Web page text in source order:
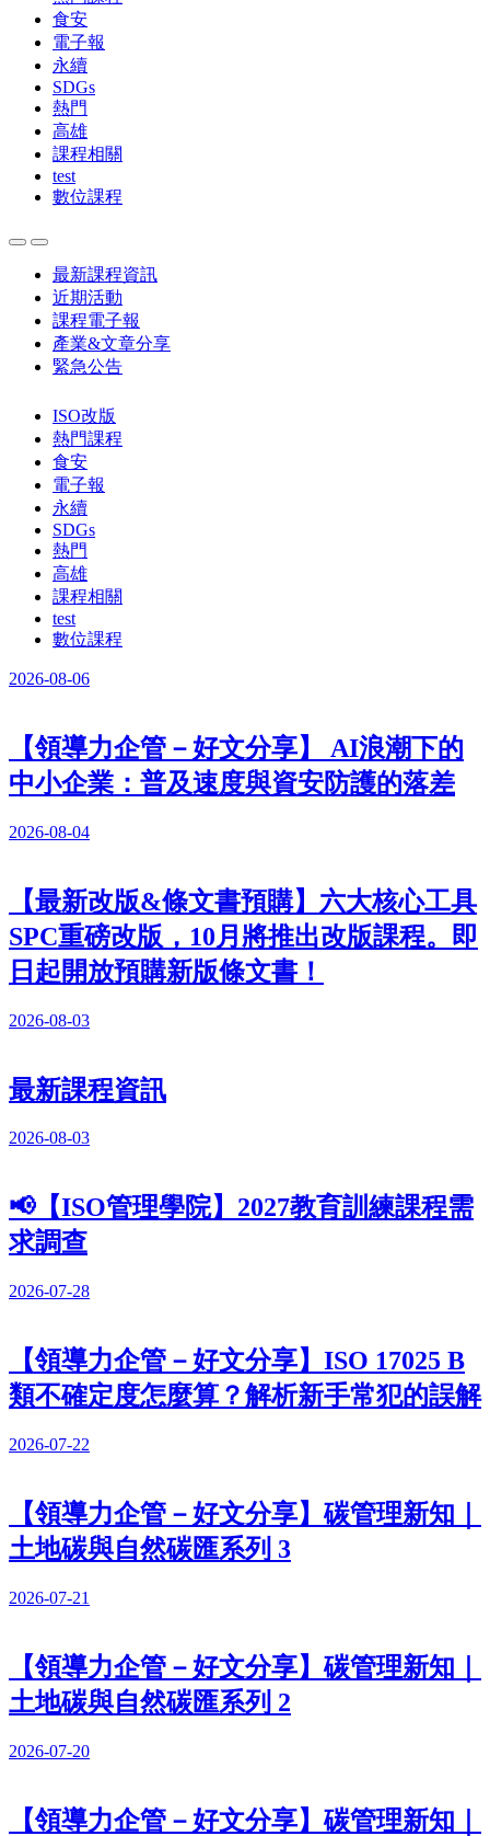
食安
電子報
永續
SDGs
熱門
高雄
課程相關
test
數位課程
最新課程資訊
近期活動
課程電子報
產業&文章分享
緊急公告
ISO改版
熱門課程
食安
電子報
永續
SDGs
熱門
高雄
課程相關
test
數位課程
2026-08-06
【領導力企管－好文分享】 AI浪潮下的
中小企業：普及速度與資安防護的落差
2026-08-04
【最新改版&條文書預購】六大核心工具
SPC重磅改版，10月將推出改版課程。即
日起開放預購新版條文書！
2026-08-03
最新課程資訊
2026-08-03
📢【ISO管理學院】2027教育訓練課程需
求調查
2026-07-28
【領導力企管－好文分享】ISO 17025 B
類不確定度怎麼算？解析新手常犯的誤解
2026-07-22
【領導力企管－好文分享】碳管理新知｜
土地碳與自然碳匯系列 3
2026-07-21
【領導力企管－好文分享】碳管理新知｜
土地碳與自然碳匯系列 2
2026-07-20
【領導力企管－好文分享】碳管理新知｜